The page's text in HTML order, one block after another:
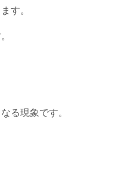
す。
る現象です。